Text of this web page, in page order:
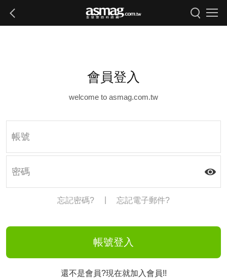
會員登入
welcome to asmag.com.tw
忘記密碼? 忘記電子郵件?
還不是會員?現在就加入會員!!